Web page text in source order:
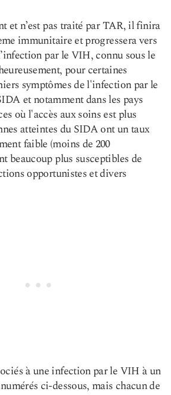
et n’est pas traité par TAR, il finira
immunitaire et progressera vers
par le VIH, connu sous le
pour certaines
symptômes de l'infection par le
et notamment dans les pays
où l'accès aux soins est plus
atteintes du SIDA ont un taux
faible (moins de 200
beaucoup plus susceptibles de
opportunistes et divers
à une infection par le VIH à un
ci-dessous, mais chacun de